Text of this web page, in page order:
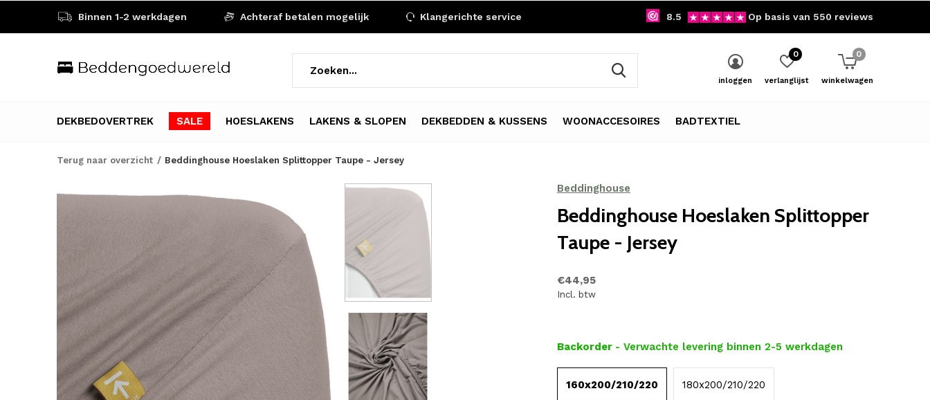
DEKBEDOVERTREK SALE HOESLAKENS LAKENS & SLOPEN DEKBEDDEN & KUSSENS WOONACCESOIRES BADTEXTIEL
inloggen verlanglijst
0
winkelwagen
0
Binnen 1-2 werkdagen Achteraf betalen mogelijk Klangerichte service 8.5 Op basis van 550 reviews
Terug naar overzicht Beddinghouse Hoeslaken Splittopper Taupe - Jersey
Beddinghouse
Beddinghouse Hoeslaken Splittopper
Taupe - Jersey
€44,95
Incl. btw
Backorder - Verwachte levering binnen 2-5 werkdagen
160x200/210/220 180x200/210/220